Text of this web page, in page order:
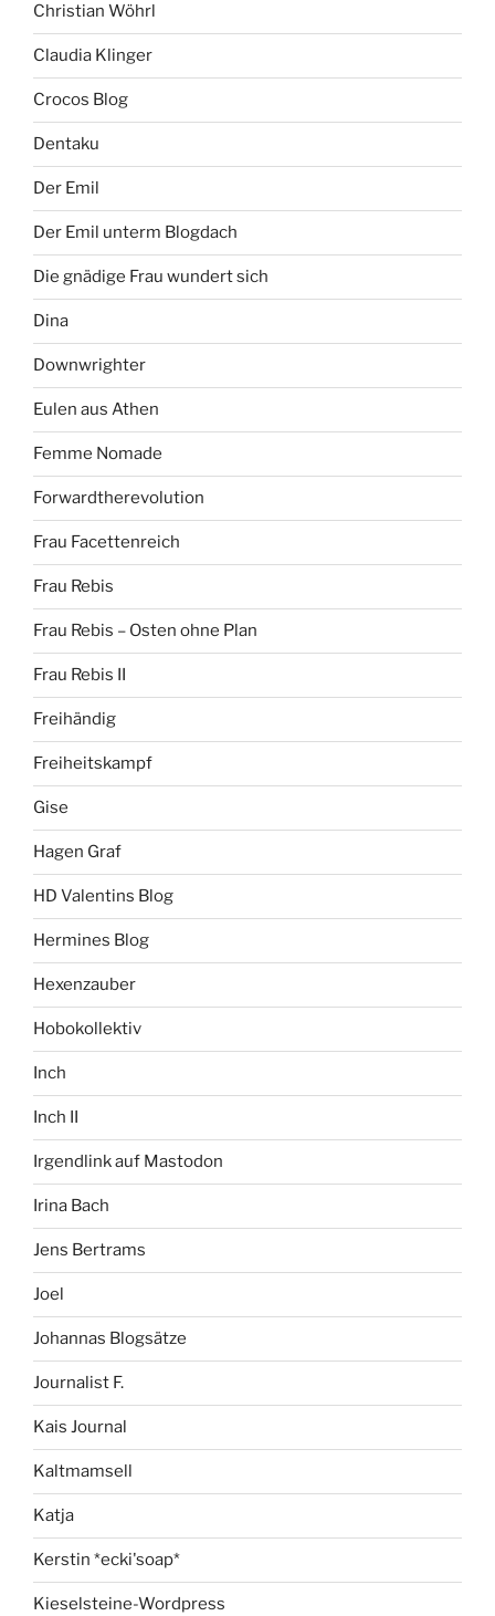
Christian Wöhrl
Claudia Klinger
Crocos Blog
Dentaku
Der Emil
Der Emil unterm Blogdach
Die gnädige Frau wundert sich
Dina
Downwrighter
Eulen aus Athen
Femme Nomade
Forwardtherevolution
Frau Facettenreich
Frau Rebis
Frau Rebis – Osten ohne Plan
Frau Rebis II
Freihändig
Freiheitskampf
Gise
Hagen Graf
HD Valentins Blog
Hermines Blog
Hexenzauber
Hobokollektiv
Inch
Inch II
Irgendlink auf Mastodon
Irina Bach
Jens Bertrams
Joel
Johannas Blogsätze
Journalist F.
Kais Journal
Kaltmamsell
Katja
Kerstin *ecki'soap*
Kieselsteine-Wordpress